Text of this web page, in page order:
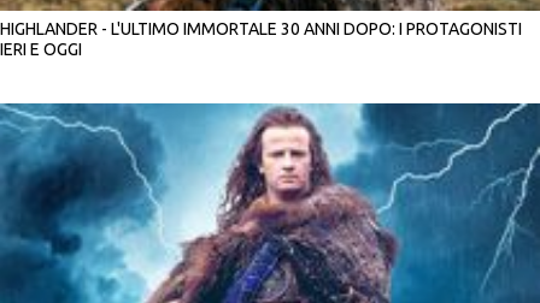
HIGHLANDER - L'ULTIMO IMMORTALE 30 ANNI DOPO: I PROTAGONISTI
IERI E OGGI